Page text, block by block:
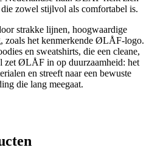
zowel stijlvol als comfortabel is.
strakke lijnen, hoogwaardige
zoals het kenmerkende ØLÅF-logo.
en sweatshirts, die een cleane,
zet ØLÅF in op duurzaamheid: het
en streeft naar een bewuste
die lang meegaat.